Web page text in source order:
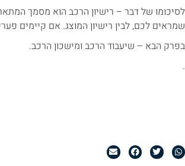
לסיכומו של דבר – רישיון הרכב הוא מסמך
שמראים לכם, לבין רישיון המוצג. אם קיימים
בפרק הבא – שיעבוד הרכב ומישכון הרכב.
.